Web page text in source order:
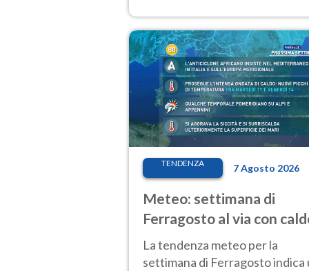
TENDENZA 7 Agosto 2026
Meteo: settimana di
Ferragosto al via con
intenso e qualche
La tendenza meteo per la
settimana di Ferragosto indica